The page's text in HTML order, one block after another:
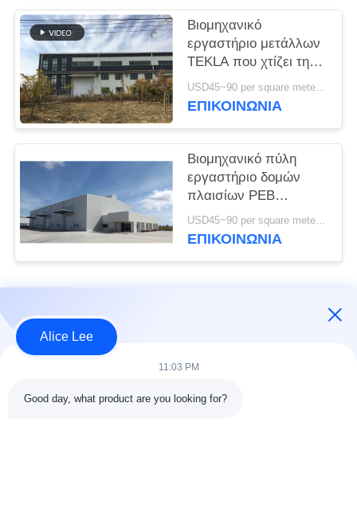
Βιομηχανικό
εργαστήριο μετάλλων
TEKLA που χτίζει τη
ζωηρόχρωμα
επένδυση και το υλικό
USD45~90 per square meter MOQ:1000 τετραγωνικό μέτρο
ΕΠΙΚΟΙΝΩΝΙΑ
Βιομηχανικό πύλη
εργαστήριο δομών
πλαισίων PEB
διαδικασίας που χτίζει
τα πρότυπα του ISO
USD45~90 per square meter MOQ:1000 τετραγωνικό μέτρο
ΕΠΙΚΟΙΝΩΝΙΑ
Όλα
κατασκευή δομών
Alice Lee
11:03 PM
Good day, what product are you looking for?